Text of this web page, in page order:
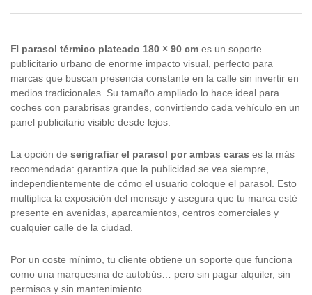
El parasol térmico plateado 180 × 90 cm es un soporte
publicitario urbano de enorme impacto visual, perfecto para
marcas que buscan presencia constante en la calle sin invertir en
medios tradicionales. Su tamaño ampliado lo hace ideal para
coches con parabrisas grandes, convirtiendo cada vehículo en un
panel publicitario visible desde lejos.
La opción de serigrafiar el parasol por ambas caras es la más
recomendada: garantiza que la publicidad se vea siempre,
independientemente de cómo el usuario coloque el parasol. Esto
multiplica la exposición del mensaje y asegura que tu marca esté
presente en avenidas, aparcamientos, centros comerciales y
cualquier calle de la ciudad.
Por un coste mínimo, tu cliente obtiene un soporte que funciona
como una marquesina de autobús… pero sin pagar alquiler, sin
permisos y sin mantenimiento.